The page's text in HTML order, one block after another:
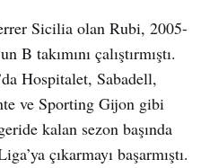
Sicilia olan Rubi, 2005-
B takımını çalıştırmıştı.
Hospitalet, Sabadell,
ve Sporting Gijon gibi
kalan sezon başında
çıkarmayı başarmıştı.